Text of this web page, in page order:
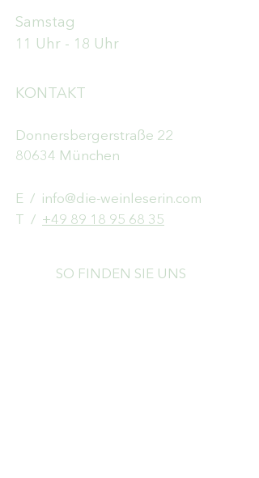
Samstag
11 Uhr - 18 Uhr
KONTAKT
Donnersbergerstraße 22
80634 München
E / info@die-weinleserin.com
​T / +49 89 18 95 68 35
SO FINDEN SIE UNS